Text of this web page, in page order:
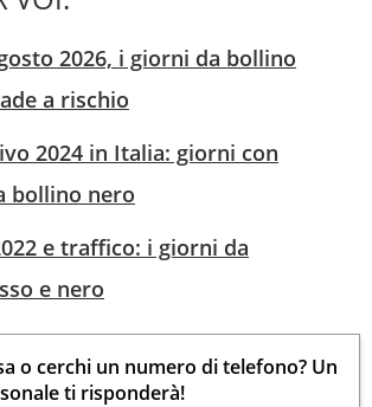
2026, i giorni da bollino
a rischio
2024 in Italia: giorni con
bollino nero
e traffico: i giorni da
e nero
o cerchi un numero di telefono? Un
ti risponderà!